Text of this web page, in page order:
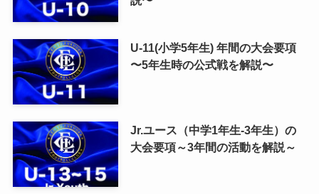
U-11(小学5年生) 年間の大会要項
〜5年生時の公式戦を解説〜
Jr.ユース（中学1年生-3年生）の
大会要項～3年間の活動を解説～